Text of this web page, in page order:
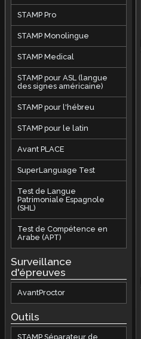
STAMP Pro
STAMP Monolingue
STAMP Medical
STAMP pour ASL (langue
des signes américaine)
STAMP pour l'hébreu
STAMP pour le latin
Avant PLACE
SuperLanguage Test
Test de Langue
Patrimoniale Espagnole
(SHL)
Test de Compétence en
Arabe (APT)
Surveillance
d'épreuves
AvantProctor
Outils
STAMP Séparateur de